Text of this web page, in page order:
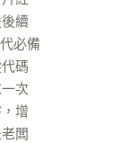
續
必備
碼
次
增
闆